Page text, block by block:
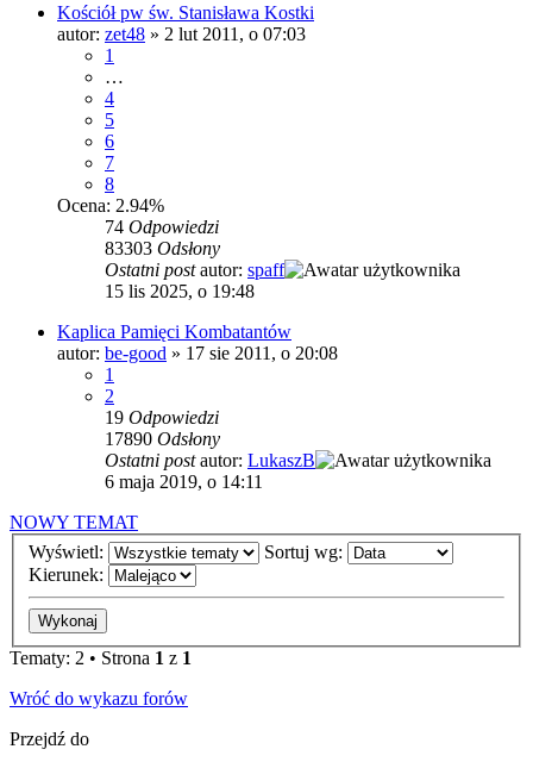
Kościół pw św. Stanisława Kostki
autor: zet48 » 2 lut 2011, o 07:03
1
…
4
5
6
7
8
Ocena: 2.94%
74 Odpowiedzi
83303 Odsłony
Ostatni postautor: spaff
15 lis 2025, o 19:48
Kaplica Pamięci Kombatantów
autor: be-good » 17 sie 2011, o 20:08
1
2
19 Odpowiedzi
17890 Odsłony
Ostatni postautor: LukaszB
6 maja 2019, o 14:11
NOWY TEMAT
Wyświetl:
Sortuj wg:
Kierunek:
Tematy: 2 • Strona 1 z 1
Wróć do wykazu forów
Przejdź do